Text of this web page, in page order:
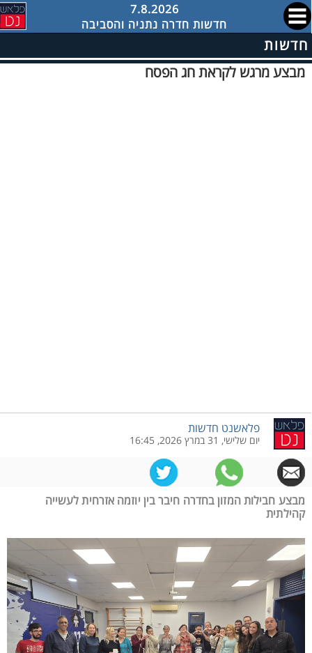
7.8.2026
חדשות חדרה נתניה והסביבה
חדשות
מבצע מרגש לקראת חג הפסח
פלאשנט חדשות
יום שלישי, 31 במרץ 2026, 16:45
מבצע חבילות המזון בחדרה חיבר בין יוזמה אזרחית לעשייה
קהילתית